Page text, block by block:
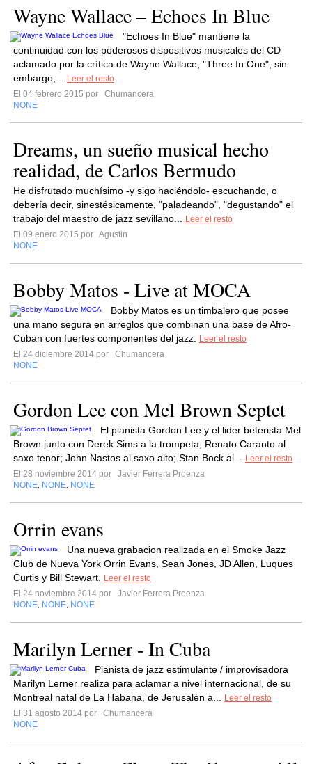
Wayne Wallace – Echoes In Blue
"Echoes In Blue" mantiene la
continuidad con los poderosos dispositivos musicales del CD
aclamado por la crítica de Wayne Wallace, "Three In One", sin
embargo,...
Leer el resto
El 04 febrero 2015 por
Chumancera
NONE
Dreams, un sueño musical hecho
realidad, de Carlos Bermudo
He disfrutado muchísimo -y sigo haciéndolo- escuchando, o
debería decir, sinestésicamente, "paladeando", "degustando" el
trabajo del maestro de jazz sevillano...
Leer el resto
El 09 enero 2015 por Agustin
NONE
Bobby Matos - Live at MOCA
Bobby Matos es un timbalero que posee
una mano segura en arreglos que combinan una base de Afro-
Cuban con fuertes componentes del jazz.
Leer el resto
El 24 diciembre 2014 por
Chumancera
NONE
Gordon Lee con Mel Brown Septet
El pianista Gordon Lee y el lider beterista Mel
Brown junto con Derek Sims a la trompeta; Renato Caranto al
saxo tenor; John Nastos al saxo alto; Stan Bock al...
Leer el resto
El 28 noviembre 2014 por
Javier Ferrera Proenza
NONE NONE NONE
Orrin evans
Una nueva grabacion realizada en el Smoke Jazz
Club de Nueva York Orrin Evans, Sean Jones, JD Allen, Luques
Curtis y Bill Stewart.
Leer el resto
El 24 noviembre 2014 por
Javier Ferrera Proenza
NONE NONE NONE
Marilyn Lerner - In Cuba
Pianista de jazz estimulante / improvisadora
Marilyn Lerner realiza para aclamar a nivel internacional, de su
Montreal natal de La Habana, de Jerusalén a...
Leer el resto
El 31 agosto 2014 por
Chumancera
NONE